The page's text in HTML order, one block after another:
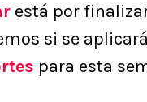
está por
si se
para esta